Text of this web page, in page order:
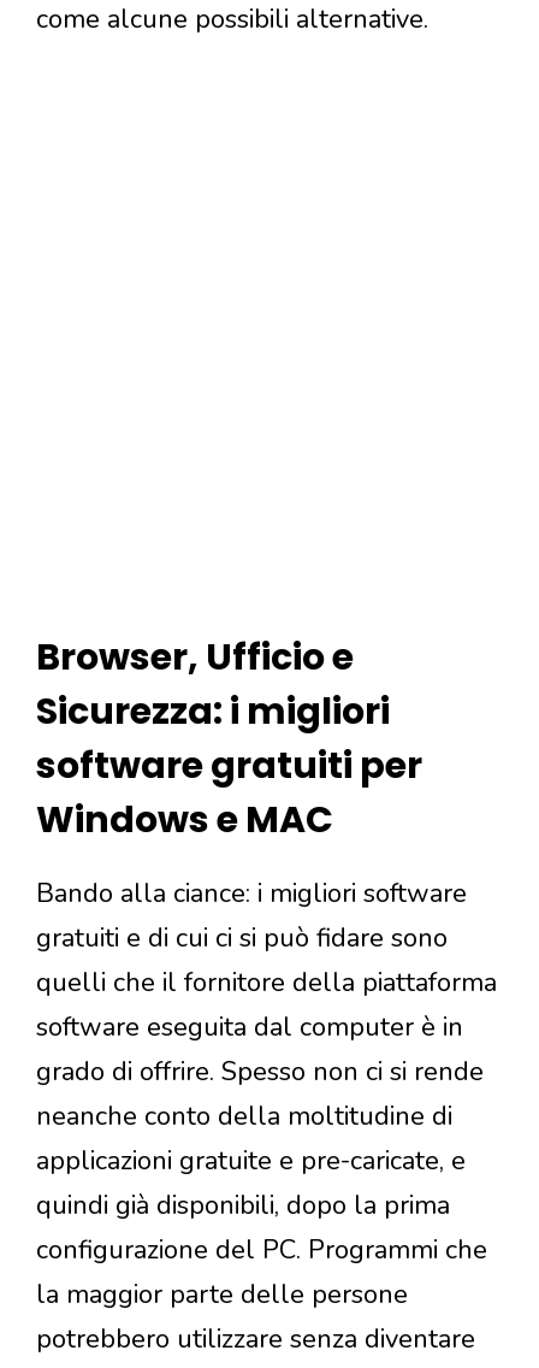
come alcune possibili alternative.
Browser, Ufficio e
Sicurezza: i migliori
software gratuiti per
Windows e MAC
Bando alla ciance: i migliori software
gratuiti e di cui ci si può fidare sono
quelli che il fornitore della piattaforma
software eseguita dal computer è in
grado di offrire. Spesso non ci si rende
neanche conto della moltitudine di
applicazioni gratuite e pre-caricate, e
quindi già disponibili, dopo la prima
configurazione del PC. Programmi che
la maggior parte delle persone
potrebbero utilizzare senza diventare